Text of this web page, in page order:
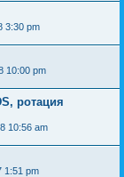
3:30 pm
10:00 pm
ротация
10:56 am
1:51 pm